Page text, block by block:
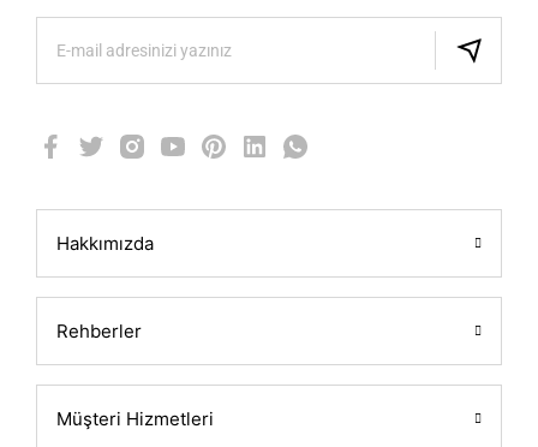
Hakkımızda
Rehberler
Müşteri Hizmetleri